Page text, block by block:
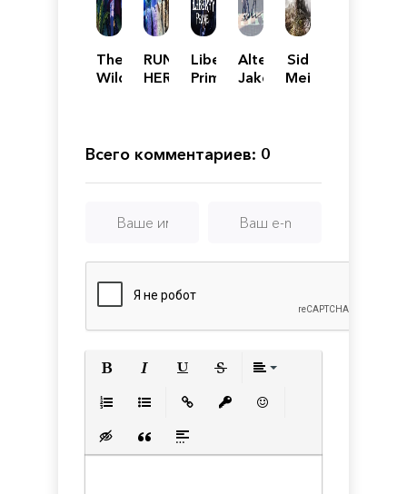
The
Wild
RUNNER
HEROES:
night
day
Liberty
Prime
Alternate
Jake
Awakening
Golden
Sid
Meier's
Всего комментариев: 0
Вставка скрытого текста
Вставка цитаты
Вставка спойлера